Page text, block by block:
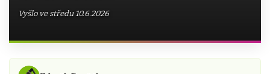
Vyšlo ve středu 10.6.2026